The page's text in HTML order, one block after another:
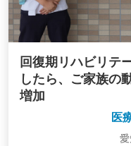
回復期リハビリテ
したら、ご家族の
増加
医